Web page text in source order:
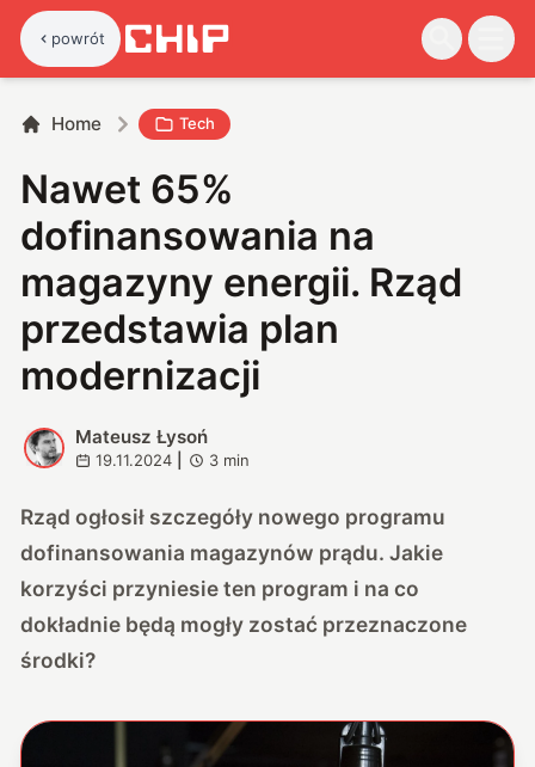
powrót
Home Tech
Nawet 65%
dofinansowania na
magazyny energii. Rząd
przedstawia plan
modernizacji
M
Mateusz Łysoń
19.11.2024 3 min
Rząd ogłosił szczegóły nowego programu
dofinansowania magazynów prądu. Jakie
korzyści przyniesie ten program i na co
dokładnie będą mogły zostać przeznaczone
środki?